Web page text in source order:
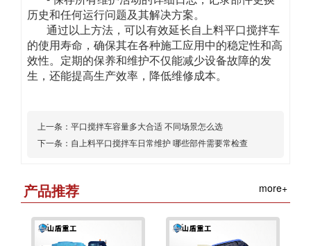
历史和任何运行问题及其解决方案。
通过以上方法，可以有效延长自上料平口搅拌车
的使用寿命，确保其在各种施工应用中的稳定性和高
效性。定期的保养和维护不仅能减少设备故障的发
生，还能提高生产效率，降低维修成本。
上一条： 平口搅拌车容量多大合适 不同场景怎么选
下一条： 自上料平口搅拌车日常维护 哪些部件需要常检查
产品推荐 more+